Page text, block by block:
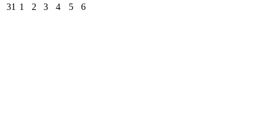
31 1 2 3 4 5 6